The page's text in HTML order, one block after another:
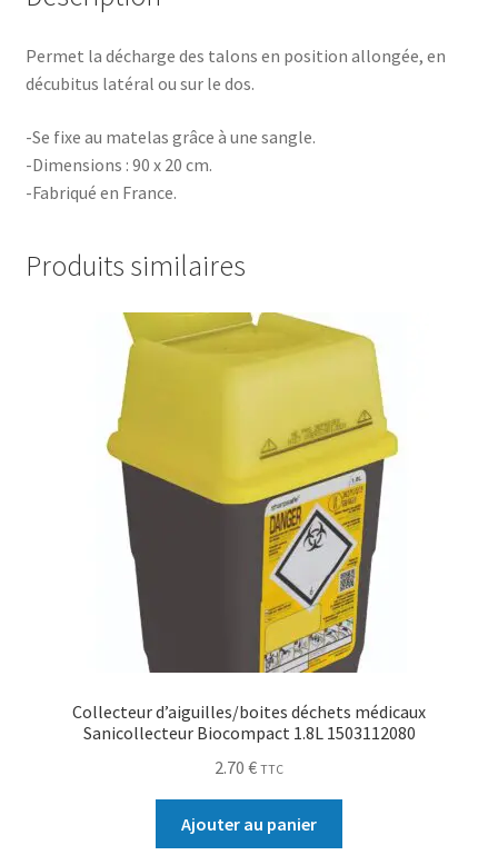
Permet la décharge des talons en position allongée, en
décubitus latéral ou sur le dos.
-Se fixe au matelas grâce à une sangle.
-Dimensions : 90 x 20 cm.
-Fabriqué en France.
Produits similaires
Collecteur d’aiguilles/boites déchets médicaux
Sanicollecteur Biocompact 1.8L 1503112080
2.70 € TTC
Ajouter au panier